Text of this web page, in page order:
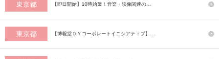
東京都 【即日開始】10時始業！音楽・映像関連の…
東京都 【博報堂ＤＹコーポレートイニシアティブ】…